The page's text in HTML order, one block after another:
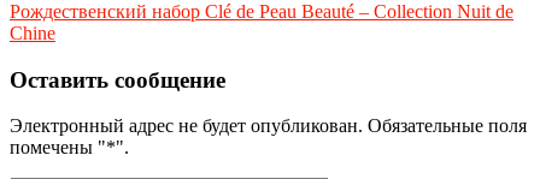
Рождественский набор Clé de Peau Beauté – Collection Nuit de
Chine
Оставить сообщение
Электронный адрес не будет опубликован. Обязательные поля
помечены "*".